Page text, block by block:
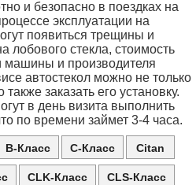
и безопасно в поездках на
эксплуатации на
появиться трещины и
лобового стекла, стоимость
машины и производителя
автостекол можно не только
заказать его установку.
в день визита выполнить
по времени займет 3-4 часа.
B-Класс C-Класс Citan
CLK-Класс CLS-Класс